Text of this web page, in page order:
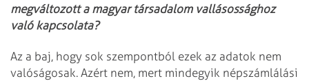
megváltozott a magyar társadalom vallásossághoz
való kapcsolata?
Az a baj, hogy sok szempontból ezek az adatok nem
valóságosak. Azért nem, mert mindegyik népszámlálási